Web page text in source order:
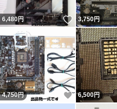
6,480円 いいね！
3,750円
4,750円 いいね！
6,500円